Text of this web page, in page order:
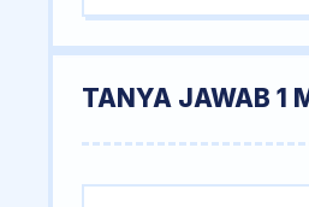
TANYA JAWAB 1